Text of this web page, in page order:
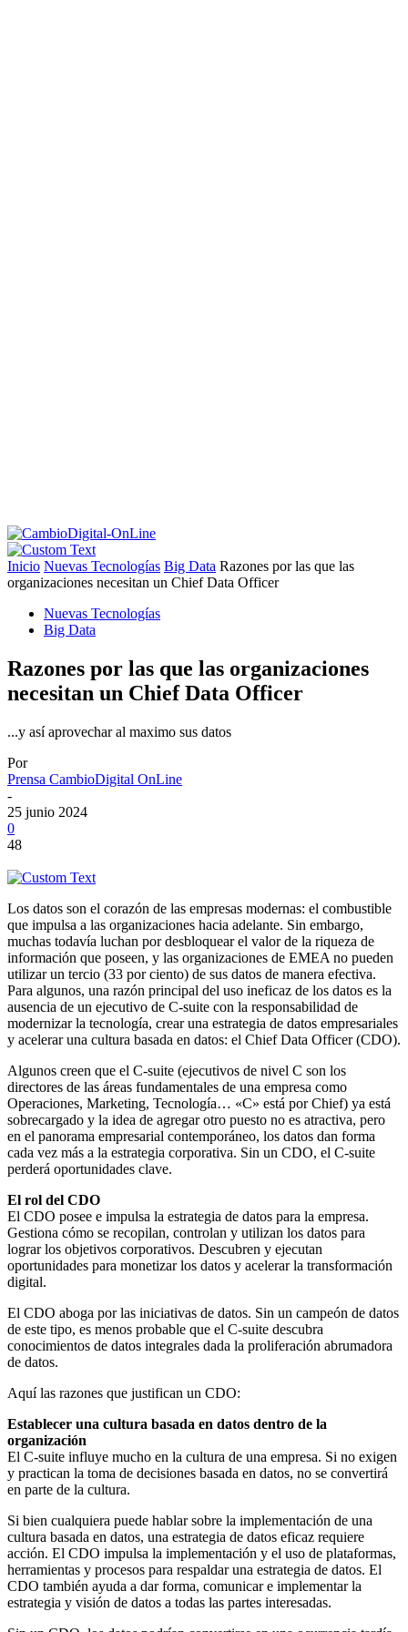
Inicio Nuevas Tecnologías Big Data Razones por las que las
organizaciones necesitan un Chief Data Officer
Nuevas Tecnologías
Big Data
Razones por las que las organizaciones
necesitan un Chief Data Officer
...y así aprovechar al maximo sus datos
Por
Prensa CambioDigital OnLine
-
25 junio 2024
0
48
Los datos son el corazón de las empresas modernas: el combustible
que impulsa a las organizaciones hacia adelante. Sin embargo,
muchas todavía luchan por desbloquear el valor de la riqueza de
información que poseen, y las organizaciones de EMEA no pueden
utilizar un tercio (33 por ciento) de sus datos de manera efectiva.
Para algunos, una razón principal del uso ineficaz de los datos es la
ausencia de un ejecutivo de C-suite con la responsabilidad de
modernizar la tecnología, crear una estrategia de datos empresariales
y acelerar una cultura basada en datos: el Chief Data Officer (CDO).
Algunos creen que el C-suite (ejecutivos de nivel C son los
directores de las áreas fundamentales de una empresa como
Operaciones, Marketing, Tecnología… «C» está por Chief) ya está
sobrecargado y la idea de agregar otro puesto no es atractiva, pero
en el panorama empresarial contemporáneo, los datos dan forma
cada vez más a la estrategia corporativa. Sin un CDO, el C-suite
perderá oportunidades clave.
El rol del CDO
El CDO posee e impulsa la estrategia de datos para la empresa.
Gestiona cómo se recopilan, controlan y utilizan los datos para
lograr los objetivos corporativos. Descubren y ejecutan
oportunidades para monetizar los datos y acelerar la transformación
digital.
El CDO aboga por las iniciativas de datos. Sin un campeón de datos
de este tipo, es menos probable que el C-suite descubra
conocimientos de datos integrales dada la proliferación abrumadora
de datos.
Aquí las razones que justifican un CDO:
Establecer una cultura basada en datos dentro de la
organización
El C-suite influye mucho en la cultura de una empresa. Si no exigen
y practican la toma de decisiones basada en datos, no se convertirá
en parte de la cultura.
Si bien cualquiera puede hablar sobre la implementación de una
cultura basada en datos, una estrategia de datos eficaz requiere
acción. El CDO impulsa la implementación y el uso de plataformas,
herramientas y procesos para respaldar una estrategia de datos. El
CDO también ayuda a dar forma, comunicar e implementar la
estrategia y visión de datos a todas las partes interesadas.